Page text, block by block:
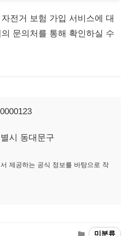
전거 보험 가입 서비스에 대
문의처를 통해 확인하실 수
시 동대문구
제공하는 공식 정보를 바탕으로 작
카 미분류